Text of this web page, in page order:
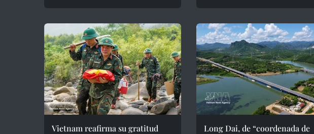
Vietnam reafirma su gratitud
Long Dai, de “coordenada de